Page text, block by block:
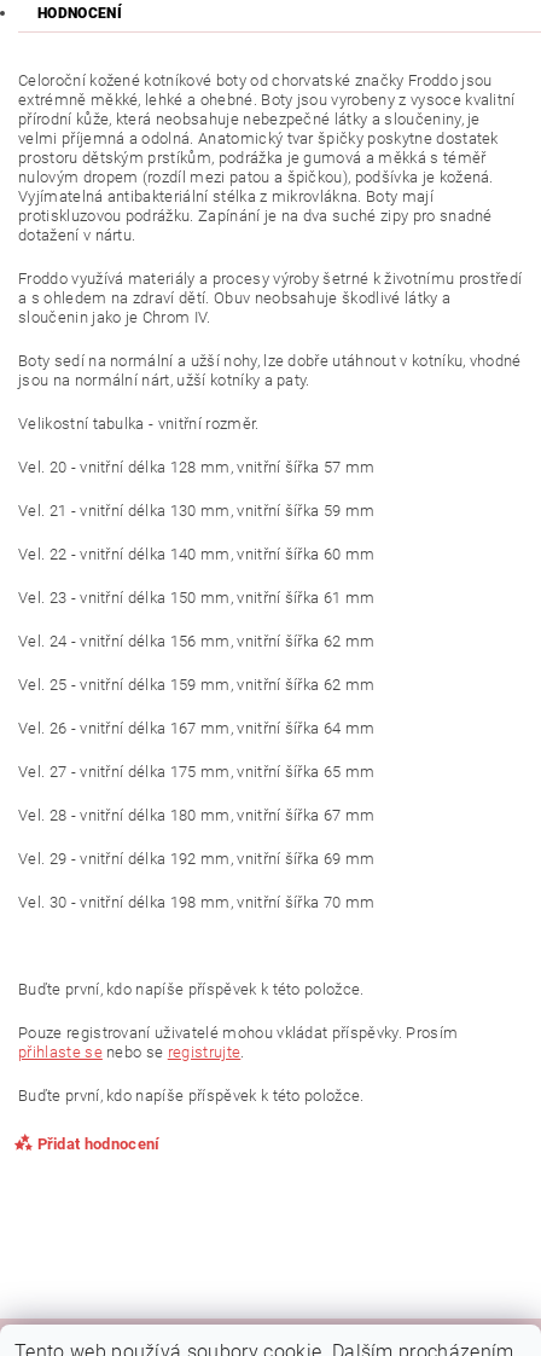
HODNOCENÍ
Celoroční kožené kotníkové boty od chorvatské značky Froddo jsou
extrémně měkké, lehké a ohebné. Boty jsou vyrobeny z vysoce kvalitní
přírodní kůže, která neobsahuje nebezpečné látky a sloučeniny, je
velmi příjemná a odolná. Anatomický tvar špičky poskytne dostatek
prostoru dětským prstíkům, podrážka je gumová a měkká s téměř
nulovým dropem (rozdíl mezi patou a špičkou), podšívka je kožená.
Vyjímatelná antibakteriální stélka z mikrovlákna. Boty mají
protiskluzovou podrážku. Zapínání je na dva suché zipy pro snadné
dotažení v nártu.
Froddo využívá materiály a procesy výroby šetrné k životnímu prostředí
a s ohledem na zdraví dětí. Obuv neobsahuje škodlivé látky a
sloučenin jako je Chrom IV.
Boty sedí na normální a užší nohy, lze dobře utáhnout v kotníku, vhodné
jsou na normální nárt, užší kotníky a paty.
Velikostní tabulka - vnitřní rozměr.
Vel. 20 - vnitřní délka 128 mm, vnitřní šířka 57 mm
Vel. 21 - vnitřní délka 130 mm, vnitřní šířka 59 mm
Vel. 22 - vnitřní délka 140 mm, vnitřní šířka 60 mm
Vel. 23 - vnitřní délka 150 mm, vnitřní šířka 61 mm
Vel. 24 - vnitřní délka 156 mm, vnitřní šířka 62 mm
Vel. 25 - vnitřní délka 159 mm, vnitřní šířka 62 mm
Vel. 26 - vnitřní délka 167 mm, vnitřní šířka 64 mm
Vel. 27 - vnitřní délka 175 mm, vnitřní šířka 65 mm
Vel. 28 - vnitřní délka 180 mm, vnitřní šířka 67 mm
Vel. 29 - vnitřní délka 192 mm, vnitřní šířka 69 mm
Vel. 30 - vnitřní délka 198 mm, vnitřní šířka 70 mm
Buďte první, kdo napíše příspěvek k této položce.
Pouze registrovaní uživatelé mohou vkládat příspěvky. Prosím
přihlaste senebo se registrujte.
Buďte první, kdo napíše příspěvek k této položce.
Přidat hodnocení